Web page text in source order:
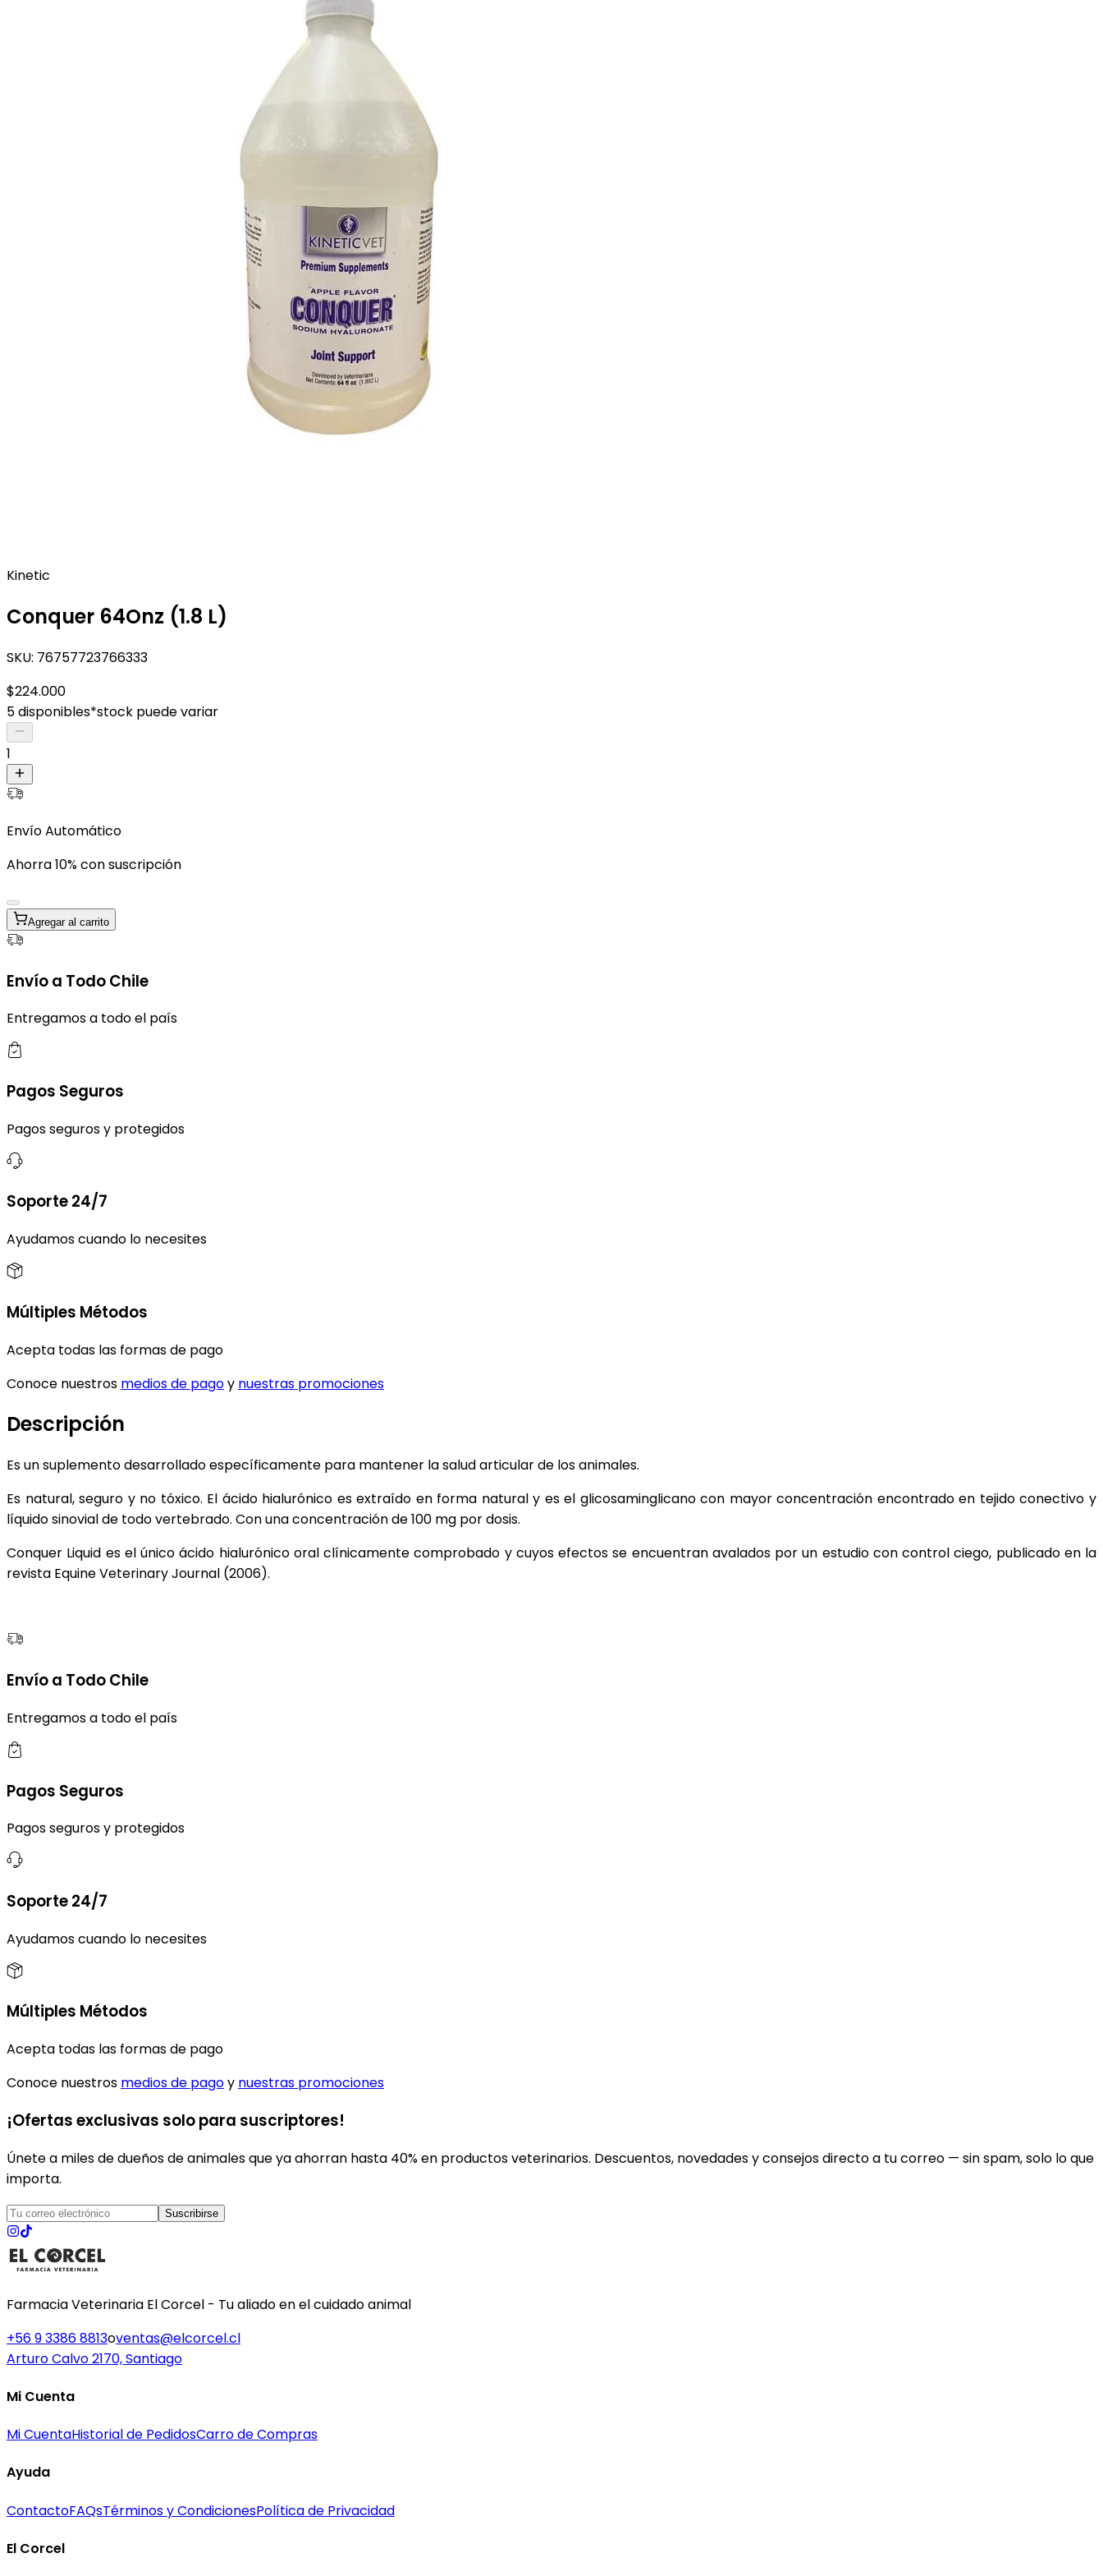
Kinetic
Conquer 64Onz (1.8 L)
SKU: 76757723766333
$224.000
5 disponibles*stock puede variar
1
Envío Automático
Ahorra 10% con suscripción
Agregar al carrito
Envío a Todo Chile
Entregamos a todo el país
Pagos Seguros
Pagos seguros y protegidos
Soporte 24/7
Ayudamos cuando lo necesites
Múltiples Métodos
Acepta todas las formas de pago
Conoce nuestros medios de pagoy nuestras promociones
Descripción
Es un suplemento desarrollado específicamente para mantener la salud articular de los animales.
Es natural, seguro y no tóxico. El ácido hialurónico es extraído en forma natural y es el glicosaminglicano con mayor concentración encontrado en tejido conectivo y
líquido sinovial de todo vertebrado. Con una concentración de 100 mg por dosis.
Conquer Liquid es el único ácido hialurónico oral clínicamente comprobado y cuyos efectos se encuentran avalados por un estudio con control ciego, publicado en la
revista Equine Veterinary Journal (2006).
Envío a Todo Chile
Entregamos a todo el país
Pagos Seguros
Pagos seguros y protegidos
Soporte 24/7
Ayudamos cuando lo necesites
Múltiples Métodos
Acepta todas las formas de pago
Conoce nuestros medios de pagoy nuestras promociones
¡Ofertas exclusivas solo para suscriptores!
Únete a miles de dueños de animales que ya ahorran hasta 40% en productos veterinarios. Descuentos, novedades y consejos directo a tu correo — sin spam, solo lo que
importa.
Suscribirse
Farmacia Veterinaria El Corcel - Tu aliado en el cuidado animal
+56 9 3386 8813oventas@elcorcel.cl
Arturo Calvo 2170, Santiago
Mi Cuenta
Mi CuentaHistorial de PedidosCarro de Compras
Ayuda
ContactoFAQsTérminos y CondicionesPolítica de Privacidad
El Corcel